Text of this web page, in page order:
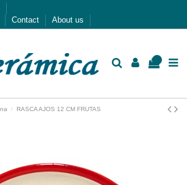
Contact About us
RASCA AJOS 12 CM FRUTAS